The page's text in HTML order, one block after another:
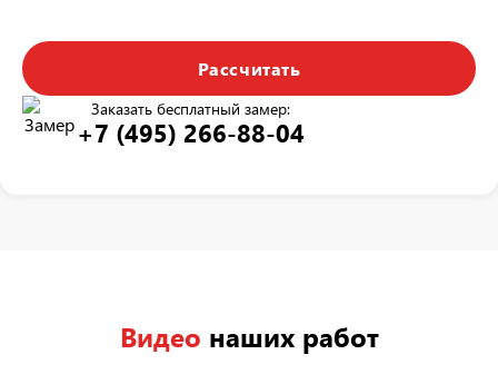
Рассчитать
Заказать бесплатный замер:
+7 (495) 266-88-04
Видео наших работ